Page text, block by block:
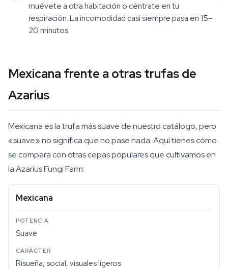
muévete a otra habitación o céntrate en tu
respiración. La incomodidad casi siempre pasa en 15–
20 minutos.
Mexicana frente a otras trufas de
Azarius
Mexicana es la trufa más suave de nuestro catálogo, pero
«suave» no significa que no pase nada. Aquí tienes cómo
se compara con otras cepas populares que cultivamos en
la Azarius Fungi Farm:
Mexicana
Suave
Risueña, social, visuales ligeros